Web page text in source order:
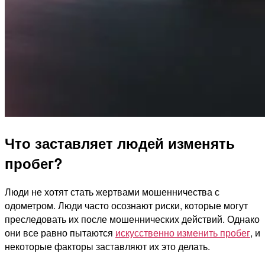
Что заставляет людей изменять
пробег?
Люди не хотят стать жертвами мошенничества с
одометром. Люди часто осознают риски, которые могут
преследовать их после мошеннических действий. Однако
они все равно пытаются искусственно изменить пробег, и
некоторые факторы заставляют их это делать.